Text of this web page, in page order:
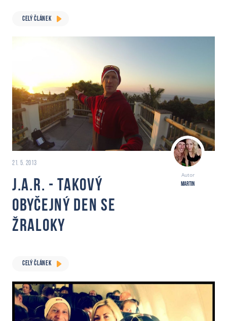
CELÝ ČLÁNEK
21. 5. 2013
J.A.R. - Takový
obyčejný den se
žraloky
CELÝ ČLÁNEK
Autor
Martin